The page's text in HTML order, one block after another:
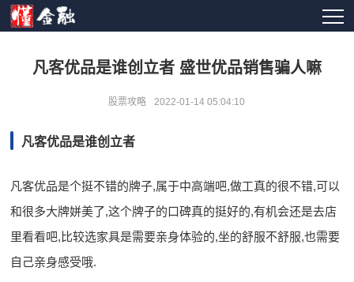
凡客优品是谁创立者 盛世优品销售骗人嘛
股票攻略 2022-01-14 05:04:10
凡客优品是谁创立者
凡客优品是个挺不错的牌子,属于中高端吧,做工真的很不错,可以
和很多大牌姘美了,这个牌子的口碑真的挺好的,有机会还是去店
里看看吧,比较选家具是需要亲身体验的,坐的舒服不舒服,也需要
自己亲身感受哦.